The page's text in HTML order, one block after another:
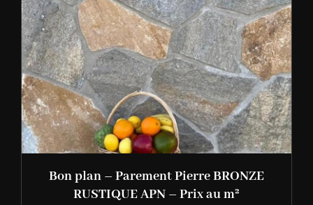
Bon plan – Parement Pierre BRONZE
RUSTIQUE APN – Prix au m²